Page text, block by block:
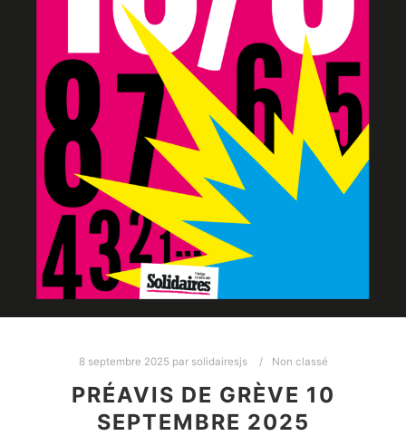
8 septembre 2025 par solidairesjs Non classé
PRÉAVIS DE GRÈVE 10
SEPTEMBRE 2025